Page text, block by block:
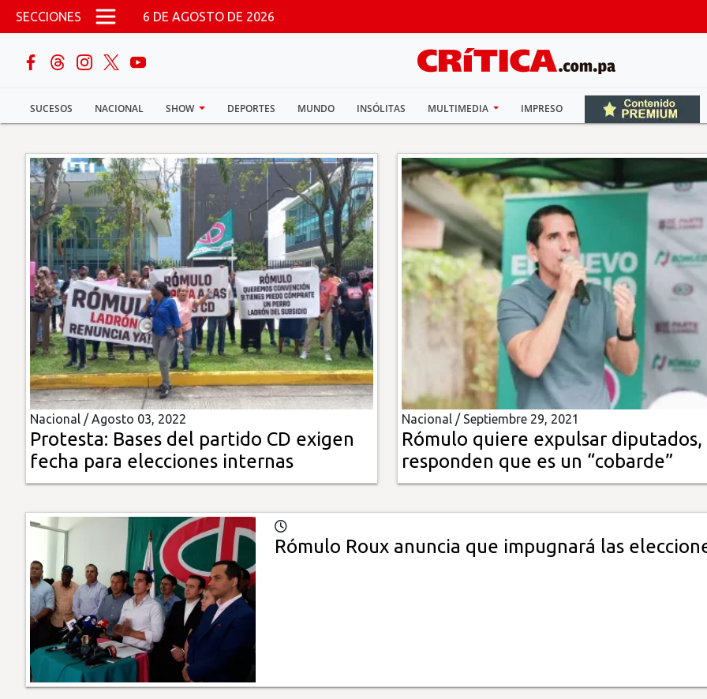
Pasar al contenido principal
SECCIONES 6 DE AGOSTO DE 2026
SUCESOS NACIONAL SHOW DEPORTES MUNDO INSÓLITAS MULTIMEDIA IMPRESO
buscar
Sucesos
Nacional
Política
Show
Deportes
Mundo
Insólitas
Multimedia
Impreso
Nacional /Agosto 03, 2022
Protesta: Bases del partido CD exigen
fecha para elecciones internas
Nacional / Septiembre 29, 2021
Rómulo quiere expulsar diputados,
responden que es un “cobarde”
Rómulo Roux anuncia que impugnará las